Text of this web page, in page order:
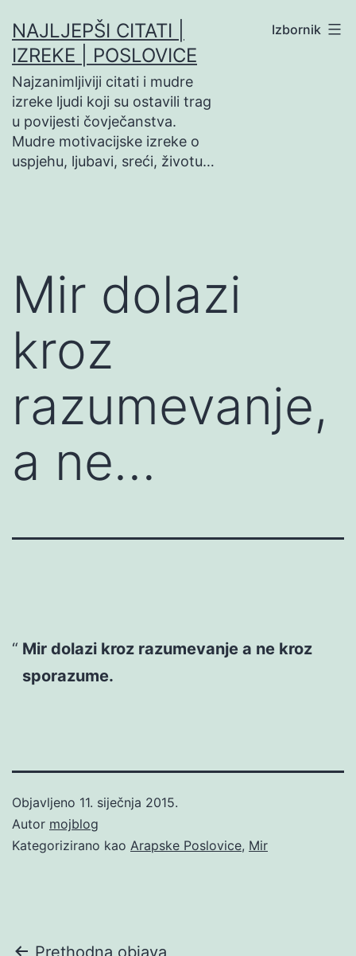
na
sadržaj
NAJLJEPŠI CITATI |
IZREKE | POSLOVICE
Najzanimljiviji citati i mudre
izreke ljudi koji su ostavili trag
u povijesti čovječanstva.
Mudre motivacijske izreke o
uspjehu, ljubavi, sreći, životu…
Izbornik
Mir dolazi
kroz
razumevanje,
a ne…
Mir dolazi kroz razumevanje a ne kroz
sporazume.
Objavljeno 11. siječnja 2015.
Autor mojblog
Kategorizirano kao Arapske Poslovice, Mir
Prethodna objava